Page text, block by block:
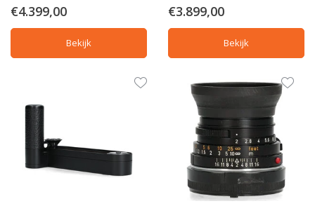
€4.399,00
Bekijk
€3.899,00
Bekijk